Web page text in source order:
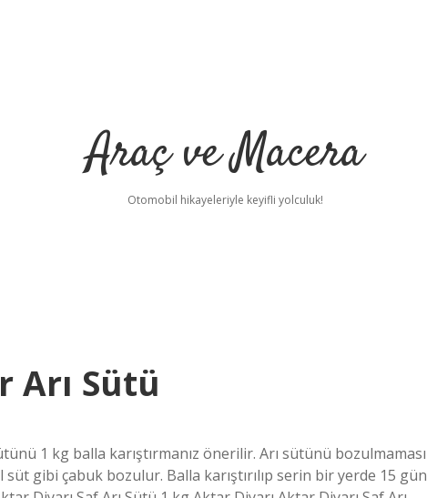
Araç ve Macera
Otomobil hikayeleriyle keyifli yolculuk!
Arı Sütü
1 kg balla karıştırmanız önerilir. Arı sütünü bozulmaması
gibi çabuk bozulur. Balla karıştırılıp serin bir yerde 15 gün